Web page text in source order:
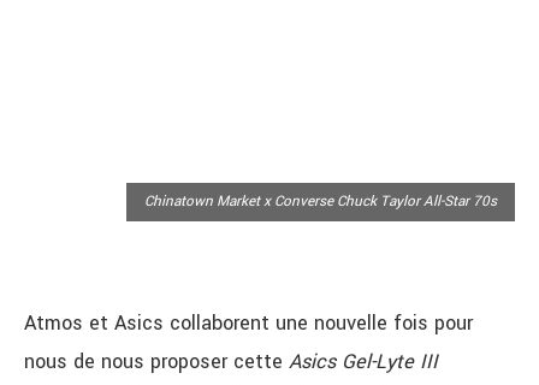
Chinatown Market x Converse Chuck Taylor All-Star 70s
Atmos et Asics collaborent une nouvelle fois pour
nous de nous proposer cette Asics Gel-Lyte III